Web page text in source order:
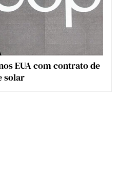
EUA com contrato de
solar